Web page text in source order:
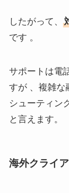
したがって、
です 。
サポートは電
すが 、複雑な
シューティン
と言えます。
海外クライ